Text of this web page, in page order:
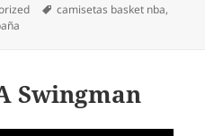
Etiquetas
camisetas basket nba,
Swingman